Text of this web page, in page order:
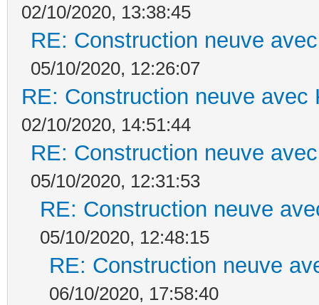
02/10/2020, 13:38:45
RE: Construction neuve
05/10/2020, 12:26:07
RE: Construction neuve avec
02/10/2020, 14:51:44
RE: Construction neuve
05/10/2020, 12:31:53
RE: Construction neuve
05/10/2020, 12:48:15
RE: Construction neuve
06/10/2020, 17:58:40